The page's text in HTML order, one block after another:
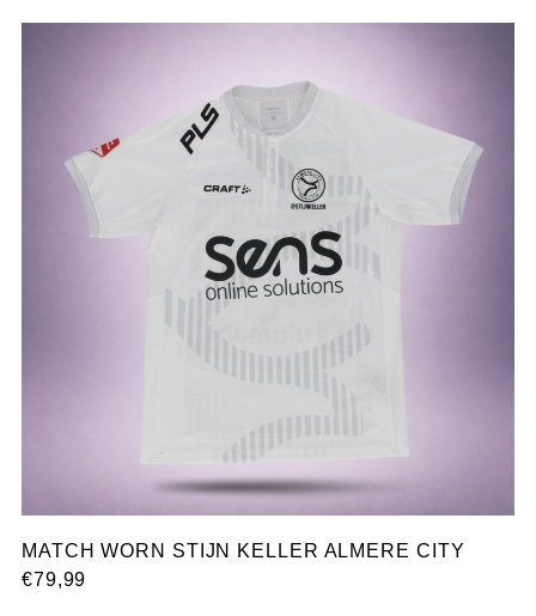
MATCH WORN STIJN KELLER ALMERE CITY
€79,99